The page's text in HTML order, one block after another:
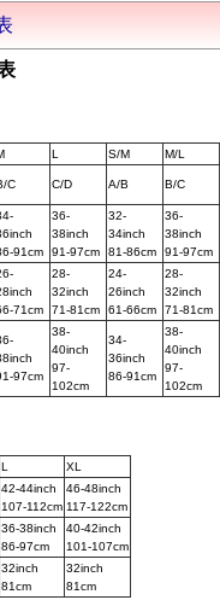
L S/M M/L
C C/D A/B B/C
91cm
36-
38inch
91-97cm
32-
34inch
81-86cm
36-
38inch
91-97cm
71cm
28-
32inch
71-81cm
24-
26inch
61-66cm
28-
32inch
71-81cm
97cm
38-
40inch
97-
102cm
34-
36inch
86-91cm
38-
40inch
97-
102cm
L XL
42-44inch
107-112cm
46-48inch
117-122cm
36-38inch
86-97cm
40-42inch
101-107cm
32inch
81cm
32inch
81cm